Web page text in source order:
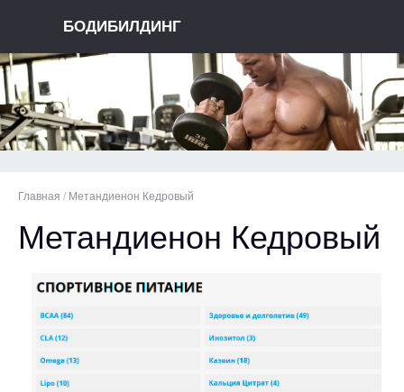
БОДИБИЛДИНГ
Главная / Метандиенон Кедровый
Метандиенон Кедровый